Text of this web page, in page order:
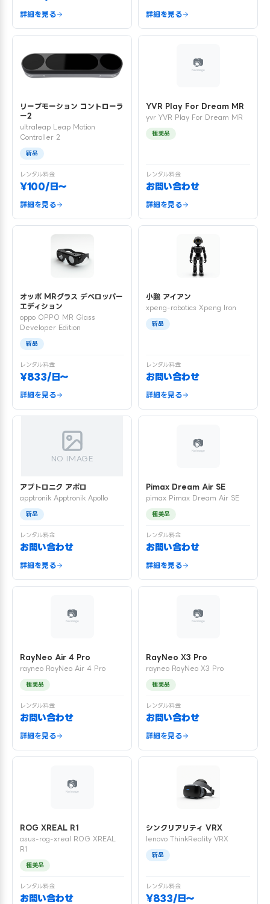
詳細を見る 詳細を見る
リープモーション コントローラ
ー2
ultraleap Leap Motion
Controller 2
新品
レンタル料金
¥100/日〜
詳細を見る
YVR Play For Dream MR
yvr YVR Play For Dream MR
極美品
レンタル料金
お問い合わせ
詳細を見る
オッポ MRグラス デベロッパー
エディション
oppo OPPO MR Glass
Developer Edition
新品
レンタル料金
¥833/日〜
詳細を見る
小鵬 アイアン
xpeng-robotics Xpeng Iron
新品
レンタル料金
お問い合わせ
詳細を見る
NO IMAGE
アプトロニク アポロ
apptronik Apptronik Apollo
新品
レンタル料金
お問い合わせ
詳細を見る
Pimax Dream Air SE
pimax Pimax Dream Air SE
極美品
レンタル料金
お問い合わせ
詳細を見る
RayNeo Air 4 Pro
rayneo RayNeo Air 4 Pro
極美品
レンタル料金
お問い合わせ
詳細を見る
RayNeo X3 Pro
rayneo RayNeo X3 Pro
極美品
レンタル料金
お問い合わせ
詳細を見る
ROG XREAL R1
asus-rog-xreal ROG XREAL
R1
極美品
レンタル料金
お問い合わせ
シンクリアリティ VRX
lenovo ThinkReality VRX
新品
レンタル料金
¥833/日〜